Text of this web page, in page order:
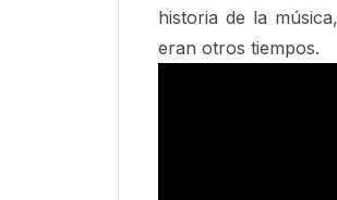
historia de la
eran otros tiempos.